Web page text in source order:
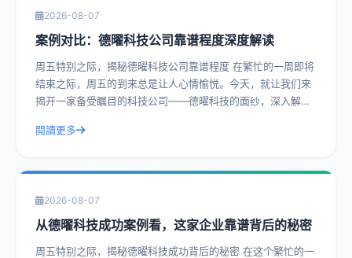
2026-08-07
案例对比：德曜科技公司靠谱程度深度解读
周五特别之际，揭秘德曜科技公司靠谱程度 在繁忙的一周即将
结束之际，周五的到来总是让人心情愉悦。今天，就让我们来
揭开一家备受瞩目的科技公司——德曜科技的面纱，深入解读
閱讀更多
2026-08-07
从德曜科技成功案例看，这家企业靠谱背后的秘密
周五特别之际，揭秘德曜科技成功背后的秘密 在这个繁忙的一